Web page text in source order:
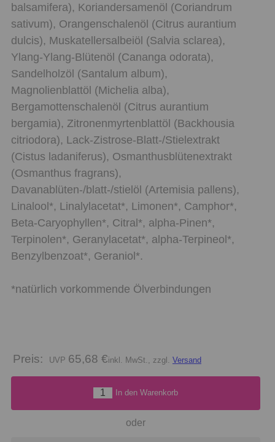
balsamifera), Koriandersamenöl (Coriandrum
sativum), Orangenschalenöl (Citrus aurantium
dulcis), Muskatellersalbeiöl (Salvia sclarea),
Ylang-Ylang-Blütenöl (Cananga odorata),
Sandelholzöl (Santalum album),
Magnolienblattöl (Michelia alba),
Bergamottenschalenöl (Citrus aurantium
bergamia), Zitronenmyrtenblattöl (Backhousia
citriodora), Lack-Zistrose-Blatt-/Stielextrakt
(Cistus ladaniferus), Osmanthusblütenextrakt
(Osmanthus fragrans),
Davanablüten-/blatt-/stielöl (Artemisia pallens),
Linalool*, Linalylacetat*, Limonen*, Camphor*,
Beta-Caryophyllen*, Citral*, alpha-Pinen*,
Terpinolen*, Geranylacetat*, alpha-Terpineol*,
Benzylbenzoat*, Geraniol*.
*natürlich vorkommende Ölverbindungen
Preis: 65,68 €inkl. MwSt., zzgl. Versand
In den Warenkorb
oder